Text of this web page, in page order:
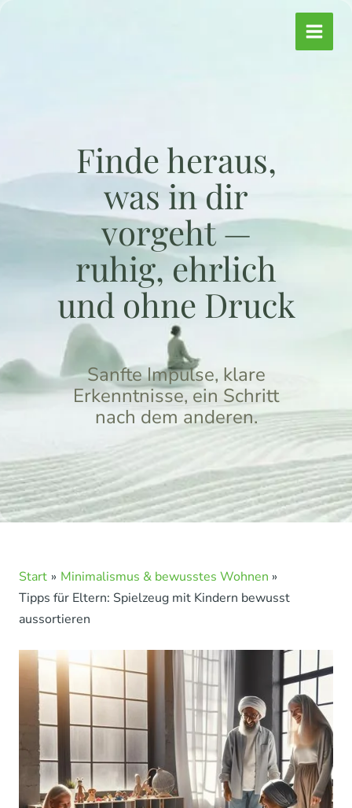
Finde heraus,
was in dir
vorgeht —
ruhig, ehrlich
und ohne Druck
Sanfte Impulse, klare
Erkenntnisse, ein Schritt
nach dem anderen.
Start
Minimalismus & bewusstes Wohnen
Tipps für Eltern: Spielzeug mit Kindern bewusst
aussortieren